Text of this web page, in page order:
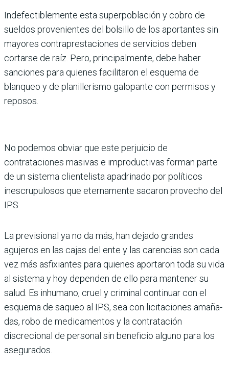
Indefectiblemente esta superpobla­ción y cobro de
sueldos provenien­tes del bolsillo de los aportantes sin
mayores contraprestaciones de ser­vicios deben
cortarse de raíz. Pero, principalmente, debe haber
sanciones para quienes facilitaron el esquema de
blanqueo y de planillerismo galopante con permisos y
reposos.
No podemos obviar que este perjuicio de
contrataciones masivas e impro­ductivas forman parte
de un sistema clientelista apadrinado por políti­cos
inescrupulosos que eternamente sacaron provecho del
IPS.
La previsional ya no da más, han dejado grandes
agujeros en las cajas del ente y las carencias son cada
vez más asfixiantes para quienes apor­taron toda su vida
al sistema y hoy dependen de ello para mantener su
salud. Es inhumano, cruel y criminal continuar con el
esquema de saqueo al IPS, sea con licitaciones amaña­
das, robo de medicamentos y la con­tratación
discrecional de personal sin beneficio alguno para los
asegurados.